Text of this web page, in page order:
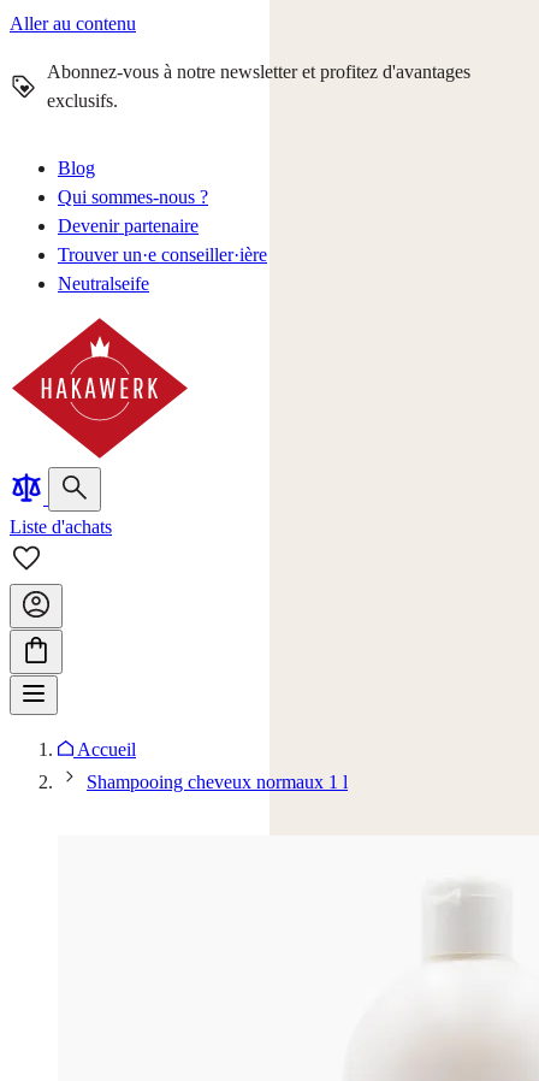
Aller au contenu
Abonnez-vous à notre newsletter et profitez d'avantages
exclusifs.
Blog
Qui sommes-nous ?
Devenir partenaire
Trouver un·e conseiller·ière
Neutralseife
Liste d'achats
Accueil
Shampooing cheveux normaux 1 l